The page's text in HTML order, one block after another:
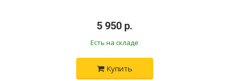
5 950 р.
Есть на складе
Купить